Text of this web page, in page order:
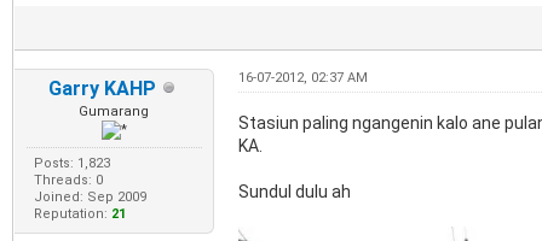
Garry KAHP
Gumarang
Posts: 1,823
Threads: 0
Joined: Sep 2009
Reputation: 21
16-07-2012, 02:37 AM
Stasiun paling ngangenin kalo ane
KA.
Sundul dulu ah